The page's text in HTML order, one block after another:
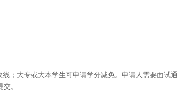
；大专或大本学生可申请学分减免。申请人需要面试通
。